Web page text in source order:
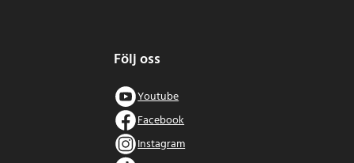
Följ oss
Youtube
Facebook
Instagram